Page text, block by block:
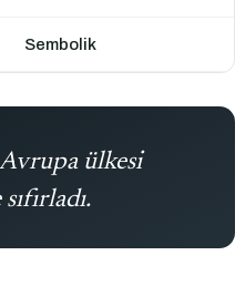
Sembolik
ülkesi